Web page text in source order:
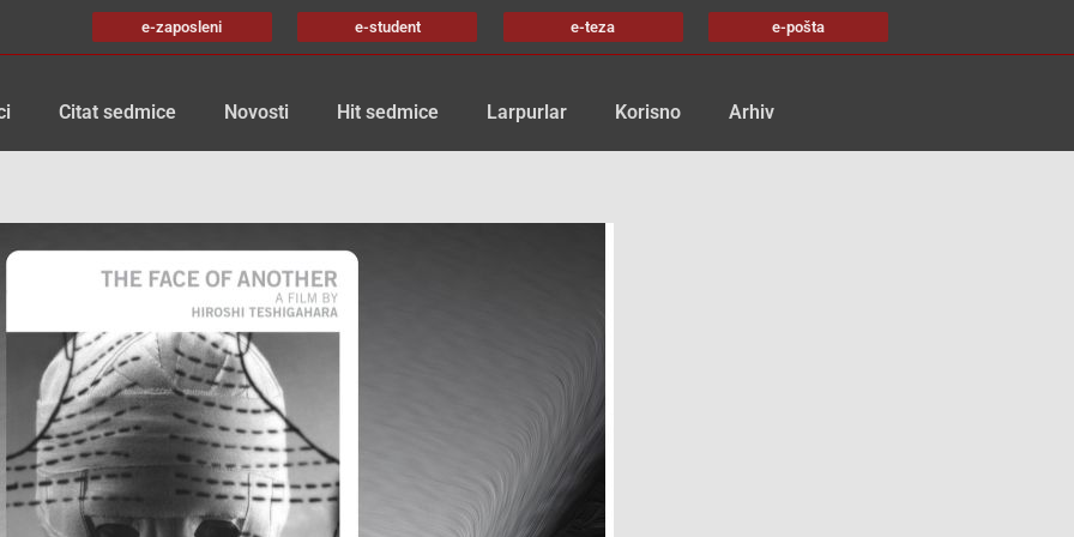
e-zaposleni e-student e-teza e-pošta
Citat sedmice Novosti Hit sedmice Larpurlar Korisno Arhiv